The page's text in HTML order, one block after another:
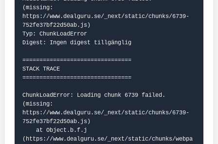
(missing:
https://www.dealguru.se/_next/static/chunks/6739-
752fe37bf22d50ab.js)
Typ: ChunkLoadError
Digest: Ingen digest tillgänglig
================================
STACK TRACE
================================
ChunkLoadError: Loading chunk 6739 failed.
(missing:
https://www.dealguru.se/_next/static/chunks/6739-
752fe37bf22d50ab.js)
(https://www.dealguru.se/_next/static/chunks/webpa